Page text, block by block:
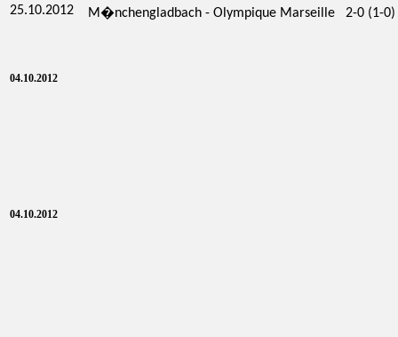
25.10.2012 M�nchengladbach - Olympique Marseille 2-0 (1-0)
04.10.2012
04.10.2012